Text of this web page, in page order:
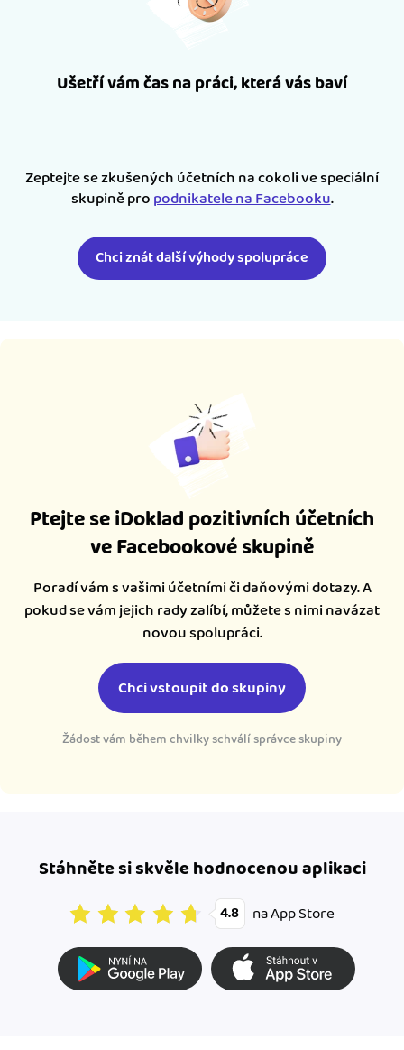
Ušetří vám čas na práci, která vás baví
Zeptejte se zkušených účetních na cokoli ve speciální
skupině propodnikatele na Facebooku.
Chci znát další výhody spolupráce
Ptejte se iDoklad pozitivních účetních
ve Facebookové skupině
Poradí vám s vašimi účetními či daňovými dotazy. A
pokud se vám jejich rady zalíbí, můžete s nimi navázat
novou spolupráci.
Chci vstoupit do skupiny
Žádost vám během chvilky schválí správce skupiny
Stáhněte si skvěle hodnocenou aplikaci
4.8 na App Store